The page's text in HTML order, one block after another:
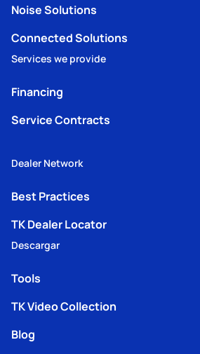
Noise Solutions
Connected Solutions
Services we provide
Financing
Service Contracts
Dealer Network
Best Practices
TK Dealer Locator
Descargar
Tools
TK Video Collection
Blog